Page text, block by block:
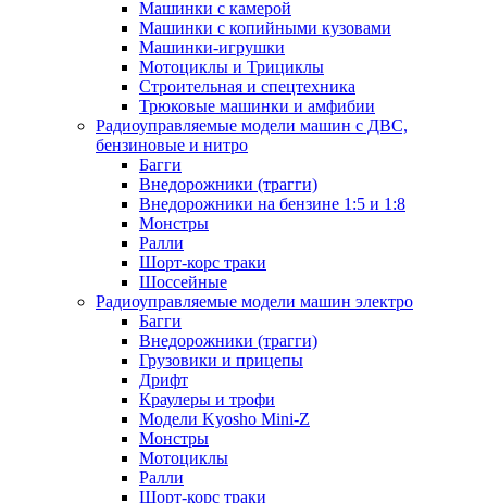
Машинки с камерой
Машинки с копийными кузовами
Машинки-игрушки
Мотоциклы и Трициклы
Строительная и спецтехника
Трюковые машинки и амфибии
Радиоуправляемые модели машин с ДВС,
бензиновые и нитро
Багги
Внедорожники (трагги)
Внедорожники на бензине 1:5 и 1:8
Монстры
Ралли
Шорт-корс траки
Шоссейные
Радиоуправляемые модели машин электро
Багги
Внедорожники (трагги)
Грузовики и прицепы
Дрифт
Краулеры и трофи
Модели Kyosho Mini-Z
Монстры
Мотоциклы
Ралли
Шорт-корс траки